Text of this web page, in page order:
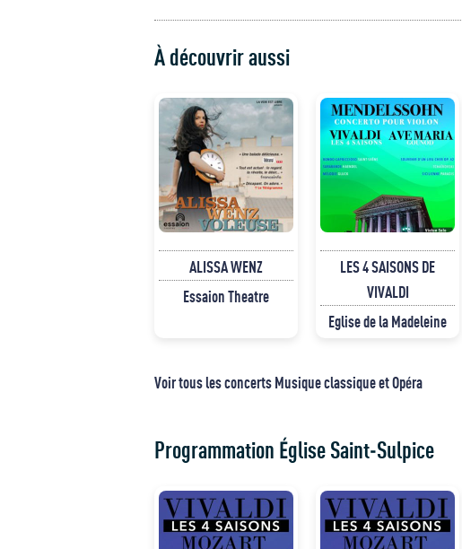
À découvrir aussi
ALISSA WENZ
Essaion Theatre
LES 4 SAISONS DE
VIVALDI
Eglise de la Madeleine
Voir tous les concerts Musique classique et Opéra
Programmation Église Saint-Sulpice